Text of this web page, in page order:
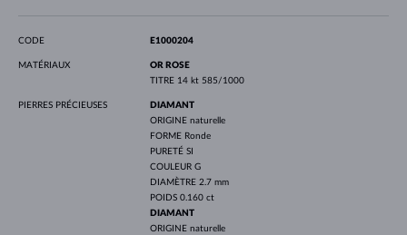
CODE E1000204
MATÉRIAUX
OR ROSE
TITRE 14 kt 585/1000
PIERRES PRÉCIEUSES
DIAMANT
ORIGINE naturelle
FORME Ronde
PURETÉ SI
COULEUR G
DIAMÈTRE 2.7 mm
POIDS 0.160 ct
DIAMANT
ORIGINE naturelle